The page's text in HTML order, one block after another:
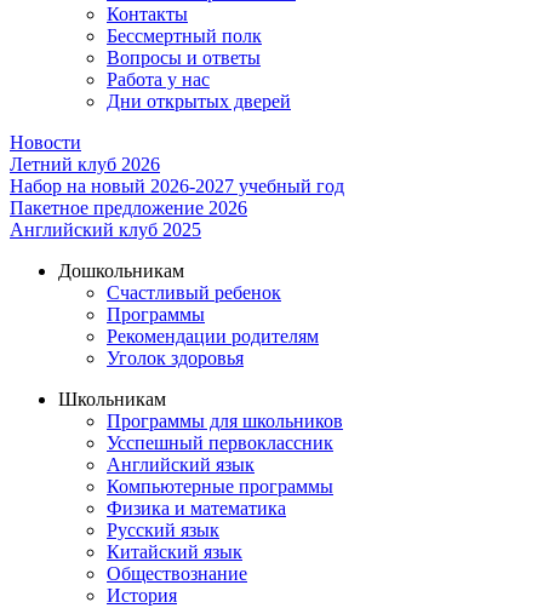
Контакты
Бессмертный полк
Вопросы и ответы
Работа у нас
Дни открытых дверей
Новости
Летний клуб 2026
Набор на новый 2026-2027 учебный год
Пакетное предложение 2026
Английский клуб 2025
Дошкольникам
Счастливый ребенок
Программы
Рекомендации родителям
Уголок здоровья
Школьникам
Программы для школьников
Усспешный первоклассник
Английский язык
Компьютерные программы
Физика и математика
Русский язык
Китайский язык
Обществознание
История